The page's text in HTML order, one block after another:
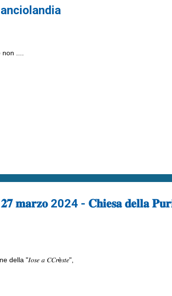
....
𝐦𝐚𝐫𝐳𝐨 2024 - 𝐂𝐡𝐢𝐞𝐬𝐚 𝐝𝐞𝐥𝐥𝐚
"𝐼𝑜𝑠𝑒 𝑎 𝐶𝐶𝑟è𝑠𝑡𝑒",